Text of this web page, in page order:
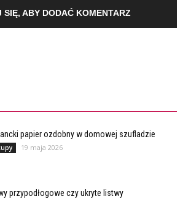
SIĘ, ABY DODAĆ KOMENTARZ
papier ozdobny w domowej szufladzie
19 maja 2026
przypodłogowe czy ukryte listwy